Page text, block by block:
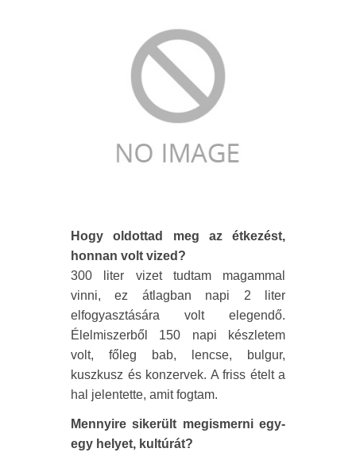
Hogy oldottad meg az étkezést,
honnan volt vized?
300 liter vizet tudtam magammal
vinni, ez átlagban napi 2 liter
elfogyasztására volt elegendő.
Élelmiszerből 150 napi készletem
volt, főleg bab, lencse, bulgur,
kuszkusz és konzervek. A friss ételt a
hal jelentette, amit fogtam.
Mennyire sikerült megismerni egy-
egy helyet, kultúrát?